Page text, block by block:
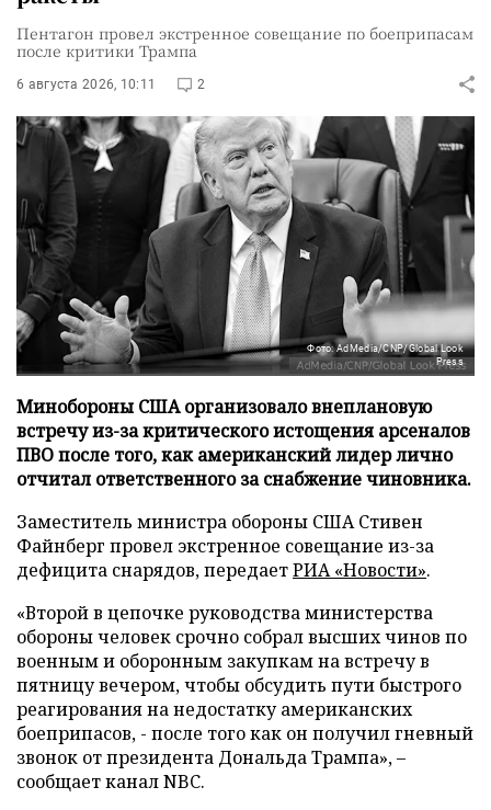
Пентагон провел экстренное совещание по боеприпасам
после критики Трампа
6 августа 2026, 10:11 2
Фото: AdMedia/CNP/Global Look
Press
Минобороны США организовало внеплановую
встречу из-за критического истощения арсеналов
ПВО после того, как американский лидер лично
отчитал ответственного за снабжение чиновника.
Заместитель министра обороны США Стивен
Файнберг провел экстренное совещание из-за
дефицита снарядов, передаетРИА «Новости».
«Второй в цепочке руководства министерства
обороны человек срочно собрал высших чинов по
военным и оборонным закупкам на встречу в
пятницу вечером, чтобы обсудить пути быстрого
реагирования на недостатку американских
боеприпасов, - после того как он получил гневный
звонок от президента Дональда Трампа», –
сообщает канал NBC.